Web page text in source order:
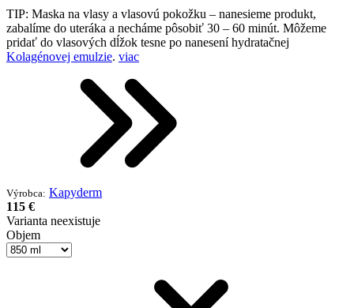
TIP: Maska na vlasy a vlasovú pokožku – nanesieme produkt,
zabalíme do uteráka a necháme pôsobiť 30 – 60 minút. Môžeme
pridať do vlasových dĺžok tesne po nanesení hydratačnej
Kolagénovej emulzie. viac
Výrobca: Kapyderm
115 €
Varianta neexistuje
Objem